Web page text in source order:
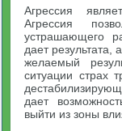
Агрессия
Агрессия
устрашающего
дает результата,
желаемый
ситуации страх
дает
выйти из зоны